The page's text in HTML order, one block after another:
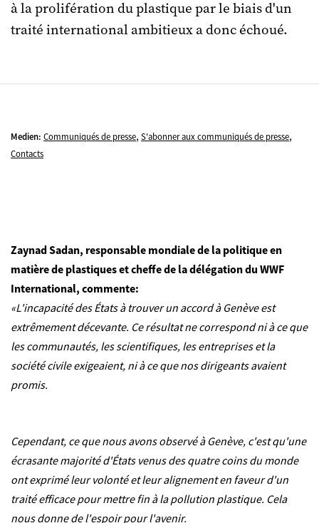
à la prolifération du plastique par le biais d'un
traité international ambitieux a donc échoué.
Medien: Communiqués de presse, S'abonner aux communiqués de presse,
Contacts
Zaynad Sadan, responsable mondiale de la politique en
matière de plastiques et cheffe de la délégation du WWF
International, commente:
«L'incapacité des États à trouver un accord à Genève est
extrêmement décevante. Ce résultat ne correspond ni à ce que
les communautés, les scientifiques, les entreprises et la
société civile exigeaient, ni à ce que nos dirigeants avaient
promis.
Cependant, ce que nous avons observé à Genève, c'est qu'une
écrasante majorité d'États venus des quatre coins du monde
ont exprimé leur volonté et leur alignement en faveur d'un
traité efficace pour mettre fin à la pollution plastique. Cela
nous donne de l'espoir pour l'avenir.